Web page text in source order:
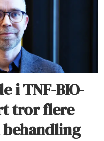
i TNF-BIO-
tror flere